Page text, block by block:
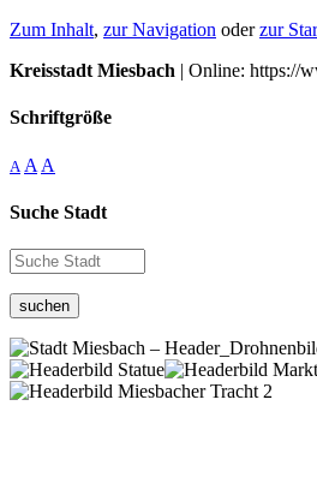
Zum Inhalt, zur Navigation oderzur
Kreisstadt Miesbach | Online: https://
Schriftgröße
A A A
Suche Stadt
suchen